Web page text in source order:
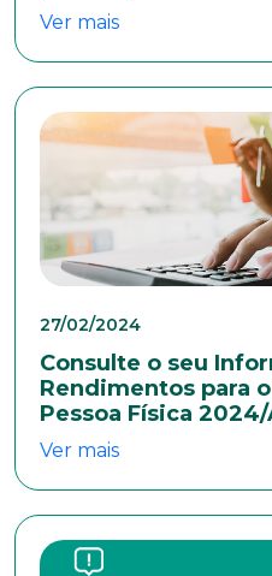
Ver mais
27/02/2024
Consulte o seu
Rendimentos para
Pessoa Física
Ver mais
Idade
Estado Civil
Escolaridade
Sexo
Masculino
Feminino
Área de interesse
Anexar currículo*